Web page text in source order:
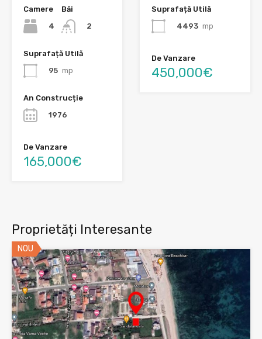
Camere
4
Băi
2
Suprafață Utilă
95 mp
An Construcție
1976
De Vanzare
165,000€
Suprafață Utilă
4493 mp
De Vanzare
450,000€
Proprietăți Interesante
NOU